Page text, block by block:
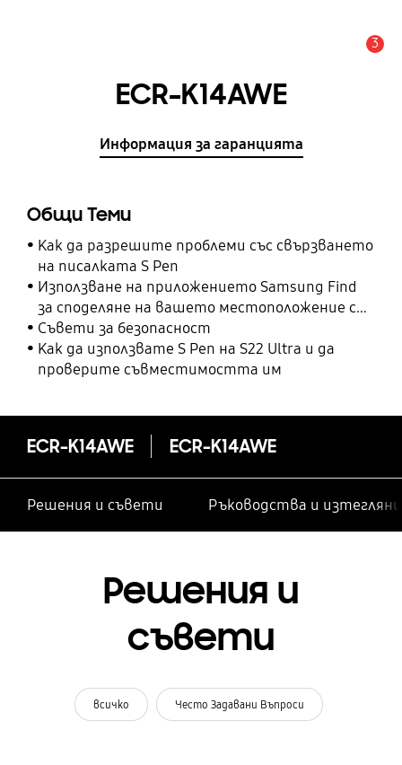
3
ECR-K14AWE
Информация за гаранцията
Общи Теми
Как да разрешите проблеми със свързването
на писалката S Pen
Използване на приложението Samsung Find
за споделяне на вашето местоположение с
вашите приятели, дете, семейство и други
контакти
Съвети за безопасност
Как да използвате S Pen на S22 Ultra и да
проверите съвместимостта им
ECR-K14AWE ECR-K14AWE
Решения и съвети Ръководства и
Решения и
съвети
всичко Често Задавани Въпроси